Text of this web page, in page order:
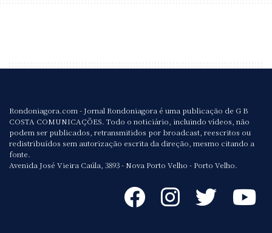
Rondoniagora.com - Jornal Rondoniagora é uma publicação de G B
COSTA COMUNICAÇÕES. Todo o noticiário, incluindo vídeos, não
podem ser publicados, retransmitidos por broadcast, reescritos ou
redistribuídos sem autorização escrita da direção, mesmo citando a
fonte.
Avenida José Vieira Caúla, 3893 - Nova Porto Velho - Porto Velho.